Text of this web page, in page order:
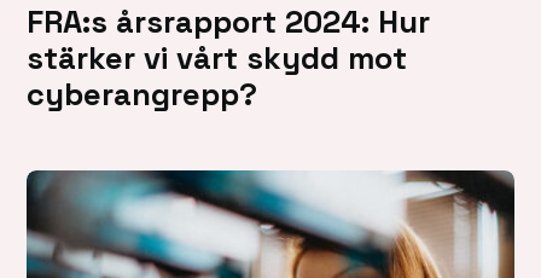
FRA:s årsrapport 2024: Hur
stärker vi vårt skydd mot
cyberangrepp?